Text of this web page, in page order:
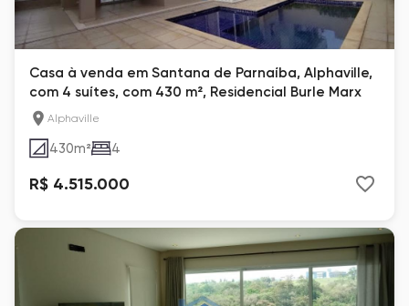
Casa à venda em Santana de Parnaíba, Alphaville,
com 4 suítes, com 430 m², Residencial Burle Marx
Alphaville
430m² 4
R$ 4.515.000